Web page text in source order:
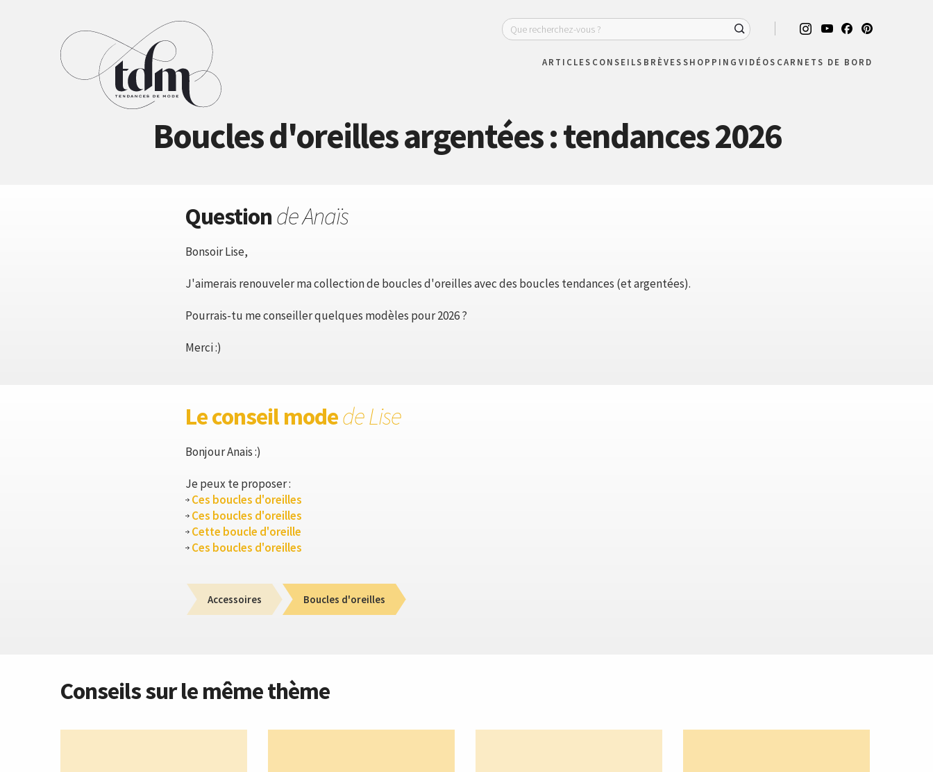
ARTICLES CONSEILS BRÈVESSHOPPING VIDÉOS CARNETS DE BORD
Boucles d'oreilles argentées : tendances 2026
Questionde Anaïs
Bonsoir Lise,
J'aimerais renouveler ma collection de boucles d'oreilles avec des boucles tendances (et argentées).
Pourrais-tu me conseiller quelques modèles pour 2026 ?
Merci :)
Le conseil modede Lise
Bonjour Anais :)
Je peux te proposer :
Ces boucles d'oreilles
Ces boucles d'oreilles
Cette boucle d'oreille
Ces boucles d'oreilles
Accessoires Boucles d'oreilles
Conseils sur le même thème